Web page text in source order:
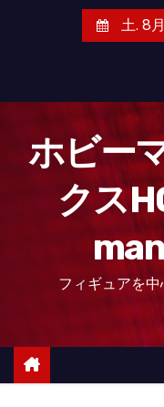
土. 8
ホビー
クス
フィギュアを